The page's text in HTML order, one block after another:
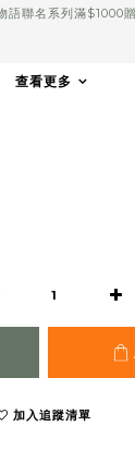
語聯名系列滿$1000
查看更多
加入追蹤清單